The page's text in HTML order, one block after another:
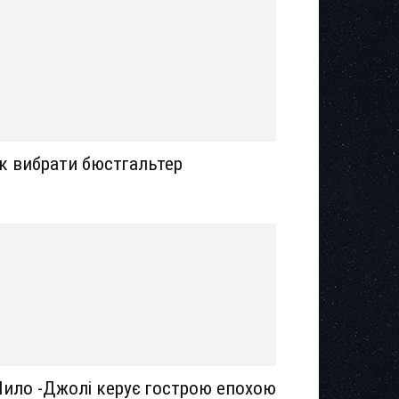
вибрати бюстгальтер
-Джолі керує гострою епохою